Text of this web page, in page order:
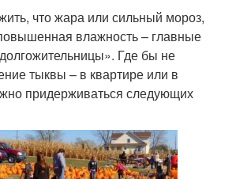
что жара или сильный мороз,
влажность – главные
Где бы не
тыквы – в квартире или в
придерживаться следующих